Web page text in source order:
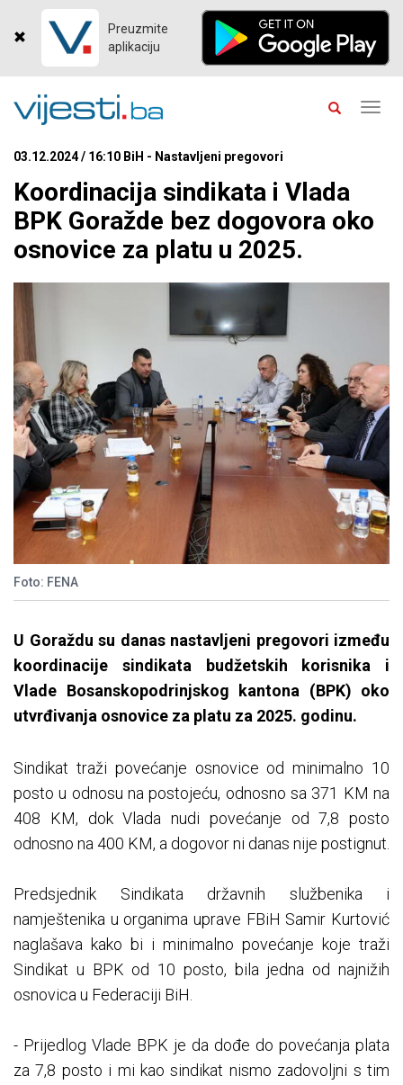
Preuzmite
aplikaciju
03.12.2024 / 16:10 BiH - Nastavljeni pregovori
Koordinacija sindikata i Vlada
BPK Goražde bez dogovora oko
osnovice za platu u 2025.
Foto: FENA
U Goraždu su danas nastavljeni pregovori između
koordinacije sindikata budžetskih korisnika i
Vlade Bosanskopodrinjskog kantona (BPK) oko
utvrđivanja osnovice za platu za 2025. godinu.
Sindikat traži povećanje osnovice od minimalno 10
posto u odnosu na postojeću, odnosno sa 371 KM na
408 KM, dok Vlada nudi povećanje od 7,8 posto
odnosno na 400 KM, a dogovor ni danas nije postignut.
Predsjednik Sindikata državnih službenika i
namještenika u organima uprave FBiH Samir Kurtović
naglašava kako bi i minimalno povećanje koje traži
Sindikat u BPK od 10 posto, bila jedna od najnižih
osnovica u Federaciji BiH.
- Prijedlog Vlade BPK je da dođe do povećanja plata
za 7,8 posto i mi kao sindikat nismo zadovoljni s tim